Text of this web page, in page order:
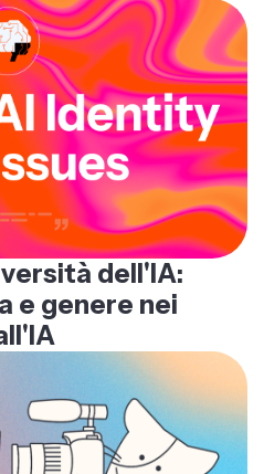
dell'IA:
e genere nei